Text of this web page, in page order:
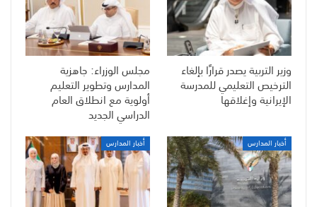
وزير التربية يصدر قرارًا بإلغاء
الترخيص التعليمي للمدرسة
الإيرانية وإغلاقها
مجلس الوزراء: جاهزية
المدارس وتطوير التعليم
أولوية مع انطلاق العام
الدراسي الجديد
أخبار المدارس أخبار المدارس